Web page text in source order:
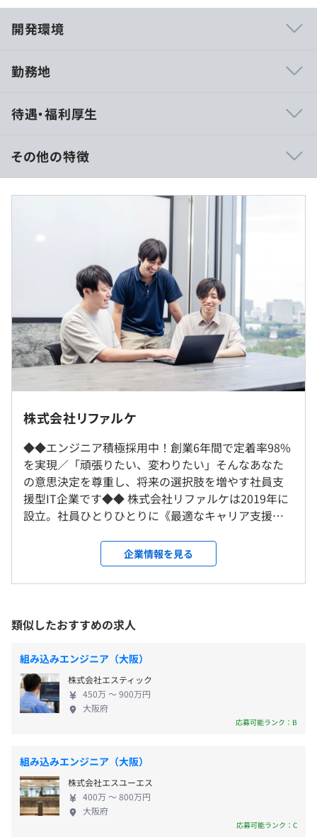
開発環境
業
心」の案件営業を採用しており、営業チームは、エンジニ
ア自身の「適正市場価値」を考慮し、成長につながる案件
を開拓します。
挑戦したい技術領域や、新しい開発工程にステップアップ
できる案件にアサインすることで、「目指したい未来」に
向けたキャリア形成をサポートします。
たとえば「バックエンドも学びたい」「AWSを使った構
築に挑戦したい」「モダンな技術を取り入れた環境で開発
したい」「知名度の高いWebサービス案件に携わりた
い」「家庭と仕事を両立できる職場で働きたい」など、キ
ャリアの方向性に応じた案件選択が可能です。ぜひあなた
の希望をお聞かせください。
また、設計や要件定義といった上流工程にステップアップ
す。「目指したい未来」に向けて確実に成長できる案件
を、一緒に見つけていきましょう！
■教育ラボ
社外向け教育事業の構築、ｅラーニングのサービス化、社
内階層別・職種別研修まで、幅広く教育支援の実績を積ん
できた当社技術責任者が中心となり、ひとりひとりに個別
います。
■専門家による集合研修
外部専門家を講師で招き、市場価値に直結する「ポータブ
ルスキル」の向上に取り組んでいます。
つ体系的なマネジメント研修を実施しています。
■資格取得支援制度
制度対象資格に合格することで受験料を100％。現在、IT
関連を中心に70超の幅広い資格が対象です。また、社員か
勤務地
社内もしくはお客様先での勤務となります。
※リモートワーク可
※勤務地は担当プロジェクトにより異なります。場所は本
人の希望を考慮しますのでご安心ください。
就業場所の変更範囲
＜雇入時＞
会社の定める場所（テレワークをおこなう場所を含む）
敷地内禁煙（喫煙場所あり）
《札幌支店》
JR「札幌駅」より徒歩2分
待遇・福利厚生
【年収450万円以上の例】
■賃金形態：月給制
■賃金の決定方法：経験や能力を最大限に考慮します
※月給＝固定基本給＋案件単価による歩合給＋その他定額
※月給には固定残業代（月20時間分／4万以上）を含みま
※超過した時間外労働の残業手当は全額支給いたします。
《年収モデル》
・年収350万円（26歳）
・年収520万円（37歳）
・年収660万円（38歳)
※CTOをはじめとしたマネージャーレベルでは、1000万
円以上の年収を提示できます。
は年収提示額を保証するものではありません）
※担当プロジェクトにより異なります。
です。
休憩時間：休憩時間：休憩時間：休憩60分 ※昼食時間は
業務の都合により各々の自主性に任せて
平均残業時間：10時間以内／月（昨年実績）
《年間休日130日以上》
・完全週休2日制（土日）
・祝日
その他の特徴
株式会社リファルケ
◆◆エンジニア積極採用中！創業6年間で定着率98%
を実現／「頑張りたい、変わりたい」そんなあなた
の意思決定を尊重し、将来の選択肢を増やす社員支
援型IT企業です◆◆ 株式会社リファルケは2019年に
設立。社員ひとりひとりに《最適なキャリア支援》
と聞くとピンとこない方もいるかもしれませんが、
将来が不透明な時代に、個人だけにキャリアプラン
を押し付けるのは無責任だとわたしたちは考えてい
し、自律した関係を築いていく。そんな組織を一緒
につくっていく仲間を募集しています！ 【事業内
容】 SES事業では、社員ひとりひとりのスキル、志
向性、市場ニーズからマッチした案件を選択できる
よう、現在3,000社を超えるお客様との情報連携をお
こなっています。 また社員に対しては、自身の市場
価値を正確に認識するために案件単価・技術詳細を
選ぶ立場」に移行できるようにするために社員主導
型のキャリア支援を最大限おこなっています。 【当
社で働く魅力】 ■個別最適化された成長支援でキャ
リアアップを実現 社員ひとりひとりの成長を支える
ため、専属上長にと担当営業が継続的にフォロー
企業情報を見る
類似したおすすめの求人
組み込みエンジニア（大阪）
株式会社エスティック
450万 〜 900万円
大阪府
応募可能ランク：B
組み込みエンジニア（大阪）
株式会社エスユーエス
400万 〜 800万円
大阪府
応募可能ランク：C